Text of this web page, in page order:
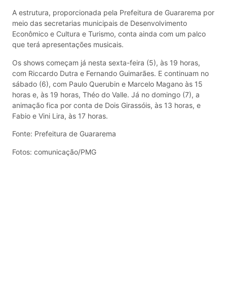
A estrutura, proporcionada pela Prefeitura de Guararema por
meio das secretarias municipais de Desenvolvimento
Econômico e Cultura e Turismo, conta ainda com um palco
que terá apresentações musicais.
Os shows começam já nesta sexta-feira (5), às 19 horas,
com Riccardo Dutra e Fernando Guimarães. E continuam no
sábado (6), com Paulo Querubin e Marcelo Magano às 15
horas e, às 19 horas, Théo do Valle. Já no domingo (7), a
animação fica por conta de Dois Girassóis, às 13 horas, e
Fabio e Vini Lira, às 17 horas.
Fonte: Prefeitura de Guararema
Fotos: comunicação/PMG